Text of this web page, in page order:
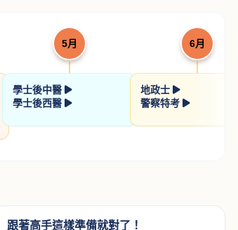
5月 6月
學士後中醫
學士後西醫
地政士
警察特考
跟著高手這樣準備就對了！